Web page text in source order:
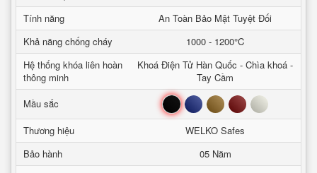
Tính năng
An Toàn Bảo Mật Tuyệt Đối
Khả năng chống cháy
1000 - 1200°C
Hệ thống khóa liên hoàn
thông minh
Khoá Điện Tử Hàn Quốc - Chìa khoá -
Tay Cầm
Mầu sắc
Đen Xanh Nâu Đỏ Trắng
Thương hiệu
WELKO Safes
Bảo hành
05 Năm